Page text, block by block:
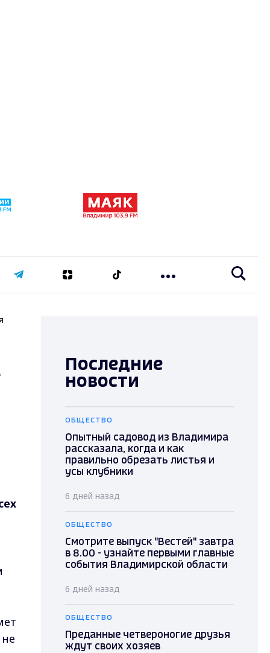
Последние
новости
ОБЩЕСТВО
Опытный садовод из Владимира
рассказала, когда и как
правильно обрезать листья и
усы клубники
6 дней назад
ОБЩЕСТВО
Смотрите выпуск "Вестей" завтра
в 8.00 - узнайте первыми главные
события Владимирской области
6 дней назад
ОБЩЕСТВО
Преданные четвероногие друзья
ждут своих хозяев